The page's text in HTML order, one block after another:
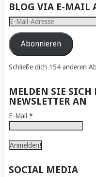
BLOG VIA E-MAIL
E-
Mail-
AdresseAbonnieren
Schließe dich 154 anderen
MELDEN SIE SICH
NEWSLETTER AN
E-Mail *
SOCIAL MEDIA